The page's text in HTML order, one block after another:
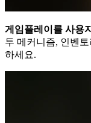
게임플레이를 사용
투 메커니즘, 인벤
하세요.